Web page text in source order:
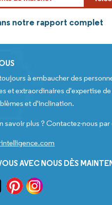
notre rapport complet
à embaucher des
et extraordinaires d'expertise
et d'inclination.
savoir plus ? Contactez-nous
AVEC NOUS DÈS